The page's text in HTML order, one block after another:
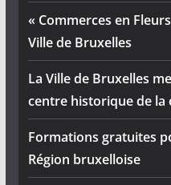
« Commerces en
Ville de Bruxelles
La Ville de Bruxelles
centre historique de la
Formations gratuites
Région bruxelloise